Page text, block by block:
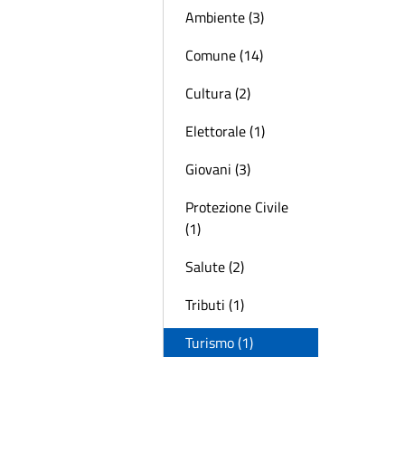
Ambiente (3)
Comune (14)
Cultura (2)
Elettorale (1)
Giovani (3)
Protezione Civile
(1)
Salute (2)
Tributi (1)
Turismo (1)